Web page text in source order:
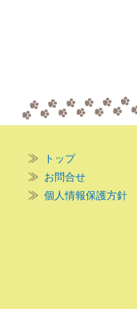
トップ
お問合せ
個人情報保護方針